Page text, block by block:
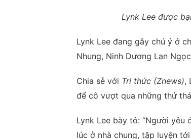
Lynk Lee được
Lynk Lee đang gây chú ý ở
Nhung, Ninh Dương Lan
Chia sẻ với Tri thức (Znews),
để cô vượt qua những thử
Lynk Lee bày tỏ: “Người
lúc ở nhà chung, tập luyện